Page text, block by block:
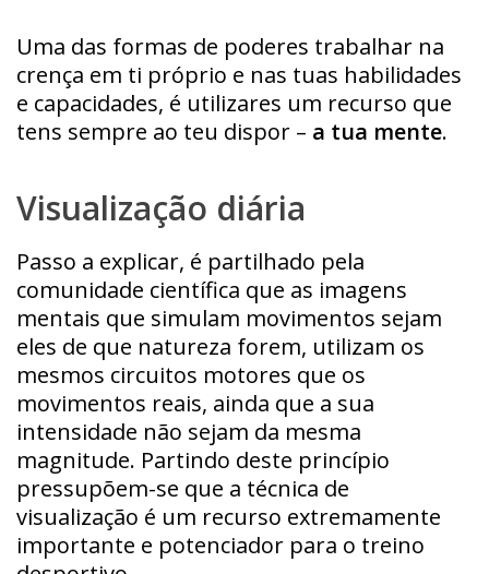
Uma das formas de poderes trabalhar na
crença em ti próprio e nas tuas habilidades
e capacidades, é utilizares um recurso que
tens sempre ao teu dispor – a tua mente.
Visualização diária
Passo a explicar, é partilhado pela
comunidade científica que as imagens
mentais que simulam movimentos sejam
eles de que natureza forem, utilizam os
mesmos circuitos motores que os
movimentos reais, ainda que a sua
intensidade não sejam da mesma
magnitude. Partindo deste princípio
pressupõem-se que a técnica de
visualização é um recurso extremamente
importante e potenciador para o treino